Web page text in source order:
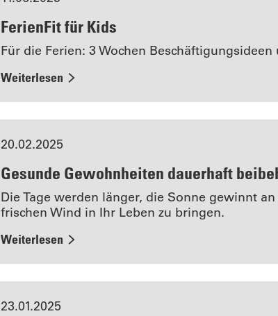
FerienFit für Kids
Für die Ferien: 3 Wochen
Weiterlesen
20.02.2025
Gesunde Gewohnheiten dauerhaft
Die Tage werden länger, die Sonne gewinnt
frischen Wind in Ihr Leben zu bringen.
Weiterlesen
23.01.2025